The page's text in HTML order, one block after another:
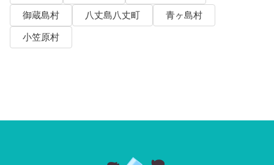
御蔵島村
八丈島八丈町
青ヶ島村
小笠原村